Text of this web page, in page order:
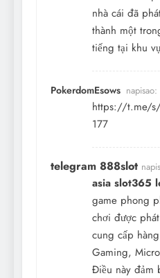
nhà cái đã
thành một
tiếng tại khu
PokerdomEsows napisao:
https://t.me/
177
telegram 888slot
asia slot365
game phong
chơi được
cung cấp
Gaming,
Điều này đảm